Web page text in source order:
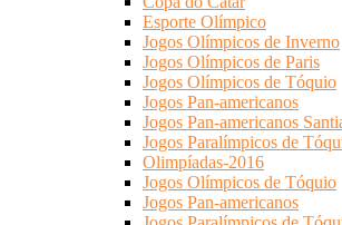
Esporte Olímpico
Jogos Olímpicos de Inverno
Jogos Olímpicos de Paris
Jogos Olímpicos de Tóquio
Jogos Pan-americanos
Jogos Pan-americanos
Jogos Paralímpicos de
Olimpíadas-2016
Jogos Olímpicos de Tóquio
Jogos Pan-americanos